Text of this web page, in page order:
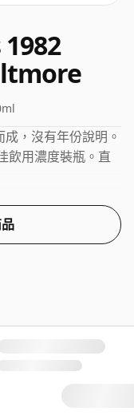
，沒有年份說明。
飲用濃度裝瓶。直